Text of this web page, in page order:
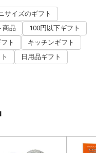
サイズのギフト
商品
100円以下ギフト
ト
キッチンギフト
日用品ギフト